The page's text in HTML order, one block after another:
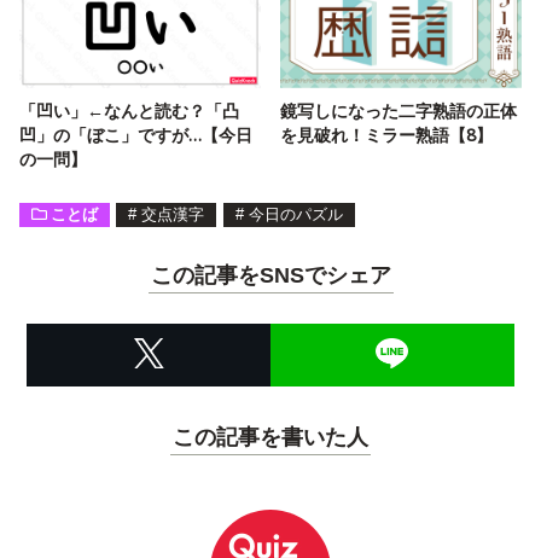
「凹い」←なんと読む？「凸
凹」の「ぼこ」ですが…【今日
の一問】
鏡写しになった二字熟語の正体
を見破れ！ミラー熟語【8】
ことば # 交点漢字 # 今日のパズル
この記事をSNSでシェア
この記事を書いた人